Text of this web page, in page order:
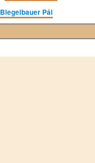
Biegelbauer Pál